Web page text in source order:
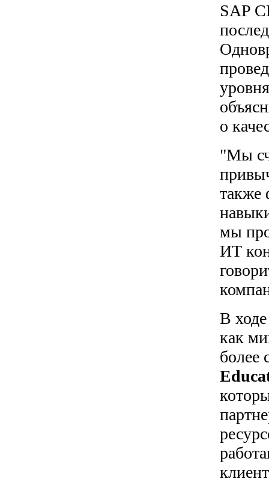
SAP
о
"Мы
также
мы
ИТ
В
как
более